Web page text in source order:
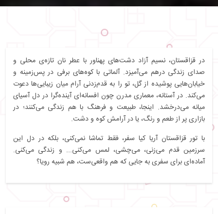
در قزاقستان، نسیم آزاد دشت‌های پهناور با عطر نان تازه‌ی محلی و
صدای زندگی درهم می‌آمیزد. آلماتی با کوه‌های برفی در پس‌زمینه و
خیابان‌هایی پوشیده از گل، تو را به قدم‌زدنی آرام میان زیبایی‌ها دعوت
می‌کند. در آستانه، معماری مدرن چون افسانه‌ای آینده‌گرا در دل آسیای
میانه می‌درخشد. اینجا، طبیعت و فرهنگ با هم زندگی می‌کنند؛ در
بازاری پر از طعم و رنگ، یا در آرامش کوه و دشت.
با تور قزاقستان آریا کیا سفر، فقط تماشا نمی‌کنی، بلکه در دل این
سرزمین قدم می‌زنی، می‌چشی، لمس می‌کنی... و زندگی می‌کنی.
آماده‌ای برای سفری به جایی که هم واقعی‌ست، هم شبیه رویا؟